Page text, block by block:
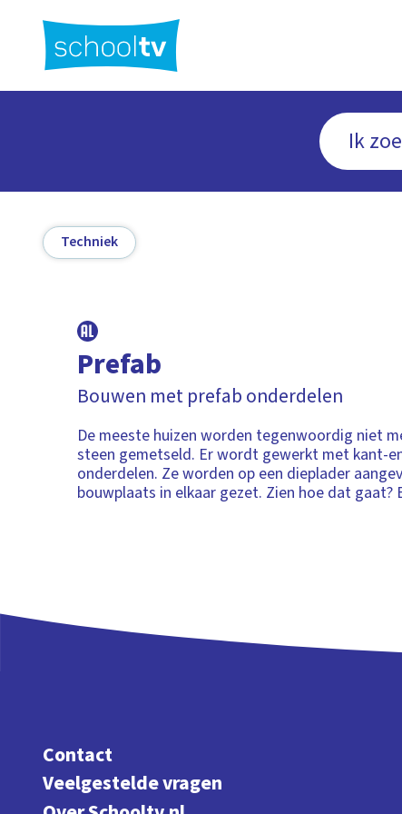
hoofdinhoud
Techniek
Prefab
Bouwen met prefab onderdelen
De meeste huizen worden tegenwoordig niet
steen gemetseld. Er wordt gewerkt met kant-
onderdelen. Ze worden op een dieplader
bouwplaats in elkaar gezet. Zien hoe dat gaat?
Contact
Veelgestelde vragen